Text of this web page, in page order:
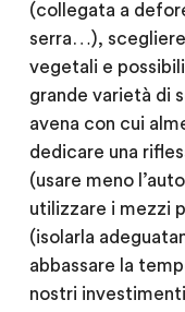
(collegata a
serra…),
vegetali e
grande varietà di
avena con cui
dedicare una
(usare meno
utilizzare i mezzi
(isolarla
abbassare la
nostri